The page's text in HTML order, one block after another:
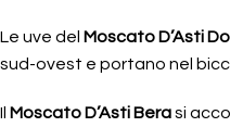
Le uve del Moscato D’Asti
sud-ovest e portano nel
Il Moscato D’Asti Berasi